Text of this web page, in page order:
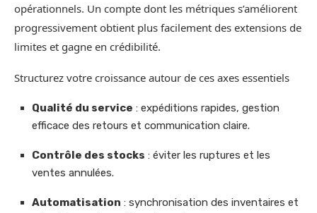
opérationnels. Un compte dont les métriques s’améliorent
progressivement obtient plus facilement des extensions de
limites et gagne en crédibilité.
Structurez votre croissance autour de ces axes essentiels
Qualité du service : expéditions rapides, gestion
efficace des retours et communication claire.
Contrôle des stocks : éviter les ruptures et les
ventes annulées.
Automatisation : synchronisation des inventaires et